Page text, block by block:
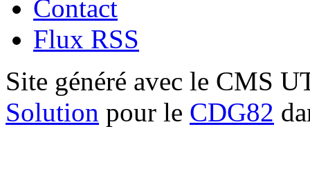
Contact
Flux RSS
Site généré avec le CMS
Solution pour le CDG82